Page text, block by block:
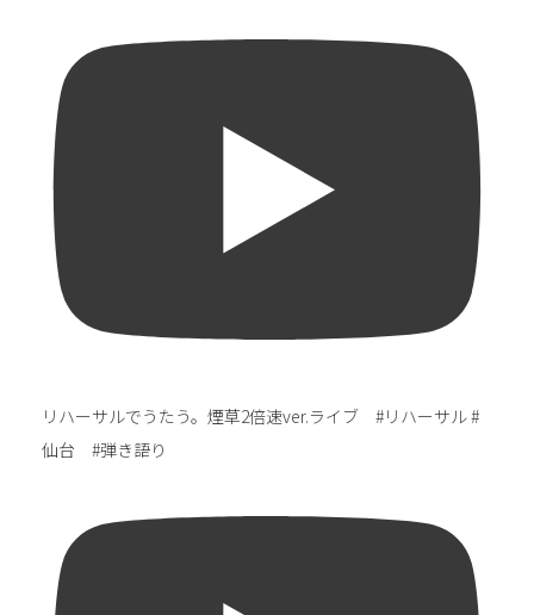
リハーサルでうたう。煙草2倍速ver.ライブ #リハーサル #
仙台 #弾き語り